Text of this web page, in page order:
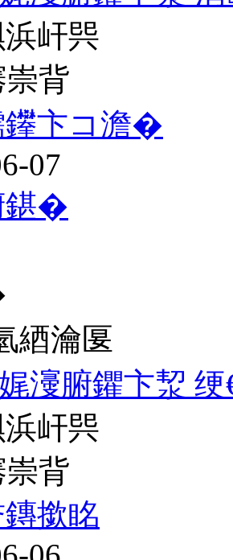
屽巺
崇背
鑻卞コ澹�
07
鍖�
綇瀹匽
濅腑鑺卞洯
屽巺
崇背
撳眳